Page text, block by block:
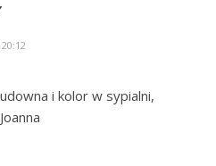
i kolor w sypialni,